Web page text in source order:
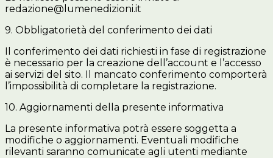
redazione@lumenedizioni.it
9. Obbligatorietà del conferimento dei dati
Il conferimento dei dati richiesti in fase di registrazione
è necessario per la creazione dell’account e l’accesso
ai servizi del sito. Il mancato conferimento comporterà
l’impossibilità di completare la registrazione.
10. Aggiornamenti della presente informativa
La presente informativa potrà essere soggetta a
modifiche o aggiornamenti. Eventuali modifiche
rilevanti saranno comunicate agli utenti mediante